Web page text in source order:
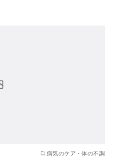
病気のケア・体の不調